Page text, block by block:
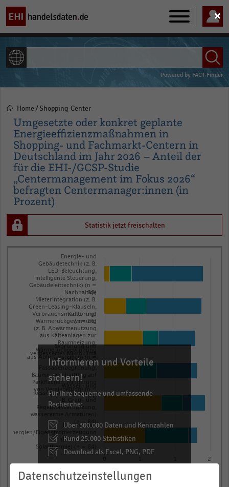
Main
navigation
Powered by FACT-Finder
Pfadnavigation
Home Shopping-Center
Umgesetzte oder konkret geplante
Energieeffizienzmaßnahmen in
Shopping- und Fachmarkt-Centern in
Deutschland im Jahr 2026 – Anteil der
für die EHI-/GCSP-Studie
„Centermanagement im Fokus 2026“
befragten Centermanager:innen (in
Prozent)
Statistik jetzt freischalten
series.
displaying
categories.
Range:
categories.
chart
Anteil der befragten Centermanager:innen
Energie- und
Gebäudetechnik (z. B.
LED-Beleuchtung,
intelligente Steuerung,
Gebäudeleittechnik) (n =
88)
Nachhaltige
Mieterintegration (z. B.
Green-Leasing-Klauseln,
Verbrauchsmonitoring)
(n = 86)
Kälte- und
Wärmerückgewinnung
(z. B. Abwärmenutzung
aus Kälteanlagen zur
Raumheizung,
Wärmerückgewinnung
aus Abluftsystemen) (n =
84)
verbessertes Mikroklima
(z. B. Dach- und
Bäume, Beschattung auf
Parkflächen, Minderung
von Versiegelung) (n =
83)
Ressourceneffizienz (z.
B. Grau- und
Regenwassernutzung,
wasserarme Armaturen)
(n = 84)
Erneuerbare
Energien/Eigenstromerzeugung
(PV-Anlagen,
Solarthermie) (n = 84)
2
Informieren und Vorteile
sichern!
Für Ihre bequeme und umfassende
Recherche:
Über 300.000 Daten und Kennzahlen
Rund 25.000 Statistiken
Download als Excel, PNG, PDF
Datenschutzeinstellungen